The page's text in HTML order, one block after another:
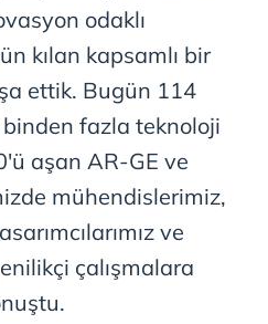
odaklı
kılan kapsamlı bir
ettik. Bugün 114
binden fazla teknoloji
aşan AR-GE ve
mühendislerimiz,
ve
çalışmalara